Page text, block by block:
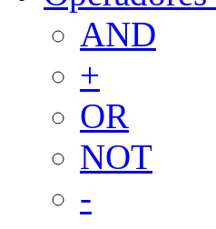
AND
+
OR
NOT
-